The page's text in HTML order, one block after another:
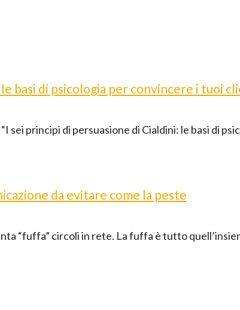
basi di psicologia per convincere i tuoi
sei principi di persuasione di Cialdini: le basi di
da evitare come la peste
“fuffa” circoli in rete. La fuffa è tutto